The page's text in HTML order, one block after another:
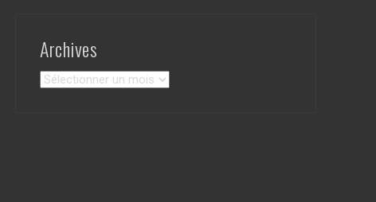
Archives
Archives